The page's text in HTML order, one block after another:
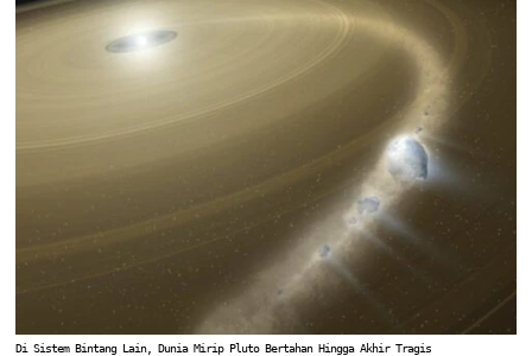
Di Sistem Bintang Lain, Dunia Mirip Pluto Bertahan Hingga Akhir Tragis